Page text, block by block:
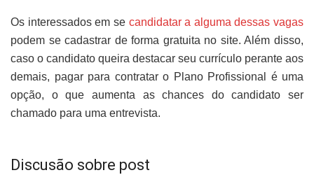
Os interessados em se candidatar a alguma dessas vagas
podem se cadastrar de forma gratuita no site. Além disso,
caso o candidato queira destacar seu currículo perante aos
demais, pagar para contratar o Plano Profissional é uma
opção, o que aumenta as chances do candidato ser
chamado para uma entrevista.
Discusão sobre post